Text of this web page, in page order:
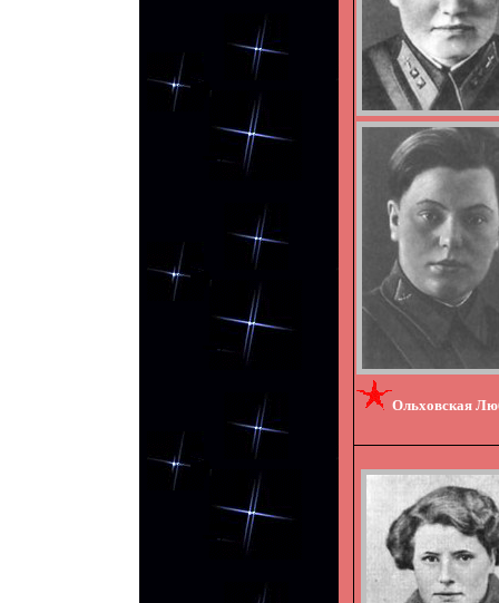
Ольховская